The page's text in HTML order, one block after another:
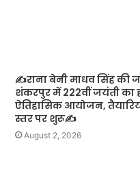
✍️राना बेनी माधव सिंह की
शंकरपुर में 222वीं जयंती का
ऐतिहासिक आयोजन,
स्तर पर शुरू✍️
August 2, 2026